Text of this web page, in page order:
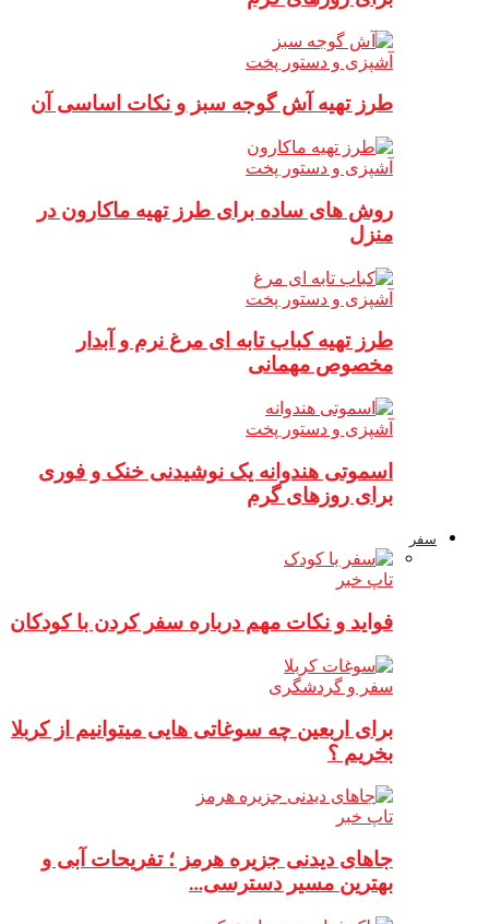
آشپزی و دستور پخت
طرز تهیه آش گوجه سبز و نکات اساسی آن
آشپزی و دستور پخت
روش های ساده برای طرز تهیه ماکارون در
منزل
آشپزی و دستور پخت
طرز تهیه کباب تابه ای مرغ نرم و آبدار
مخصوص مهمانی
آشپزی و دستور پخت
اسموتی هندوانه یک نوشیدنی خنک و فوری
برای روزهای گرم
سفر
تاپ خبر
فواید و نکات مهم درباره سفر کردن با کودکان
سفر و گردشگری
برای اربعین چه سوغاتی هایی میتوانیم از کربلا
بخریم ؟
تاپ خبر
جاهای دیدنی جزیره هرمز ؛ تفریحات آبی و
بهترین مسیر دسترسی…